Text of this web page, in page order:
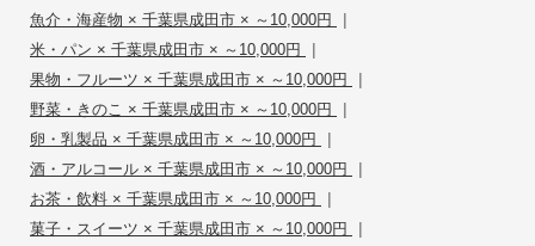
魚介・海産物 × 千葉県成田市 × ～10,000円 |
米・パン × 千葉県成田市 × ～10,000円 |
果物・フルーツ × 千葉県成田市 × ～10,000円 |
野菜・きのこ × 千葉県成田市 × ～10,000円 |
卵・乳製品 × 千葉県成田市 × ～10,000円 |
酒・アルコール × 千葉県成田市 × ～10,000円 |
お茶・飲料 × 千葉県成田市 × ～10,000円 |
菓子・スイーツ × 千葉県成田市 × ～10,000円 |